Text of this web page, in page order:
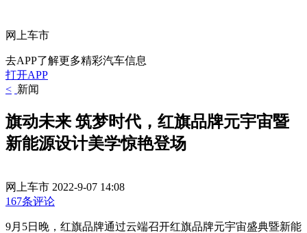
网上车市
去APP了解更多精彩汽车信息
打开APP
< 新闻
旗动未来 筑梦时代，红旗品牌元宇宙暨
新能源设计美学惊艳登场
网上车市 2022-9-07 14:08
167条评论
9月5日晚，红旗品牌通过云端召开红旗品牌元宇宙盛典暨新能